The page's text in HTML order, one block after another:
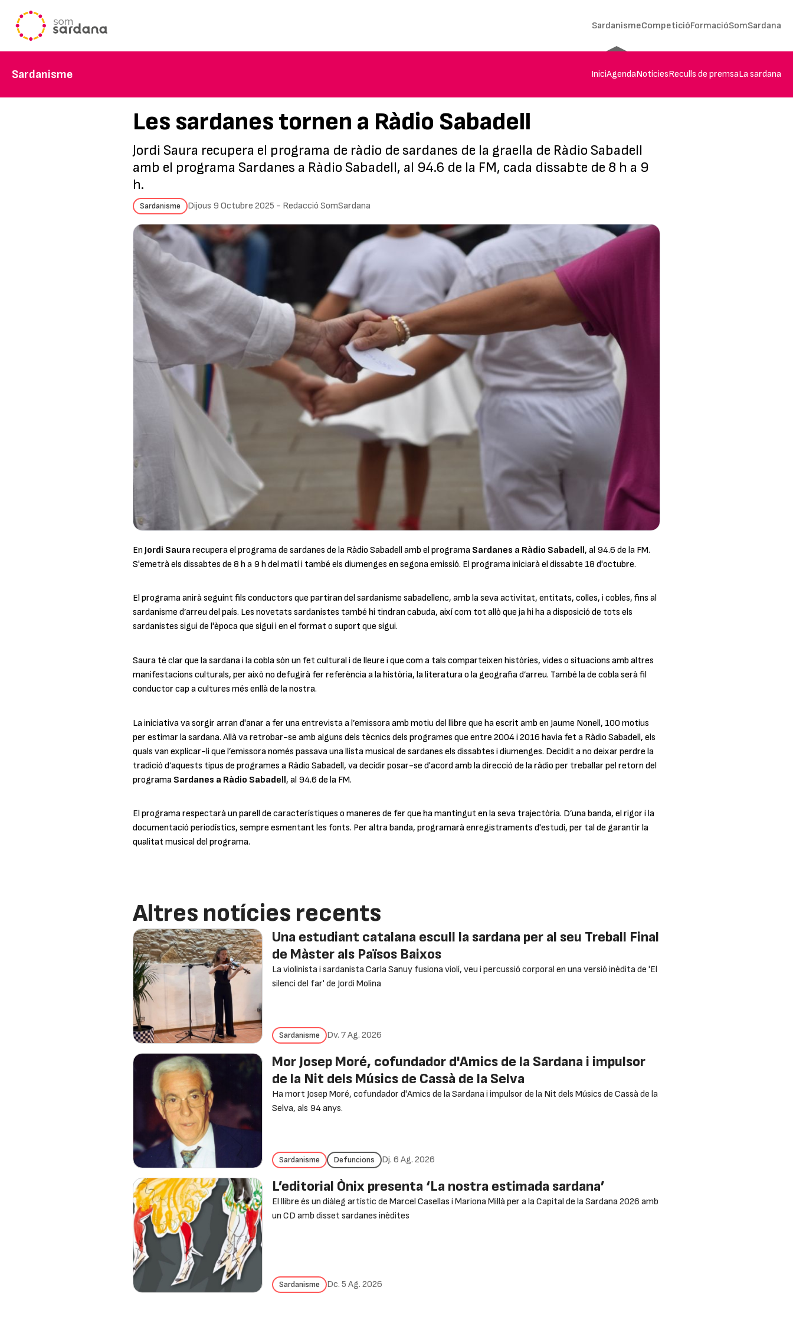
SardanismeCompeticióFormacióSomSardana
Sardanisme IniciAgendaNotíciesReculls de premsaLa sardana
Les sardanes tornen a Ràdio Sabadell
Jordi Saura recupera el programa de ràdio de sardanes de la graella de Ràdio Sabadell
amb el programa Sardanes a Ràdio Sabadell, al 94.6 de la FM, cada dissabte de 8 h a 9
h.
Sardanisme Dijous 9 Octubre 2025 - Redacció SomSardana
En Jordi Saura recupera el programa de sardanes de la Ràdio Sabadell amb el programa Sardanes a Ràdio Sabadell, al 94.6 de la FM.
S'emetrà els dissabtes de 8 h a 9 h del matí i també els diumenges en segona emissió. El programa iniciarà el dissabte 18 d'octubre.
El programa anirà seguint fils conductors que partiran del sardanisme sabadellenc, amb la seva activitat, entitats, colles, i cobles, fins al
sardanisme d’arreu del país. Les novetats sardanistes també hi tindran cabuda, així com tot allò que ja hi ha a disposició de tots els
sardanistes sigui de l'època que sigui i en el format o suport que sigui.
Saura té clar que la sardana i la cobla són un fet cultural i de lleure i que com a tals comparteixen històries, vides o situacions amb altres
manifestacions culturals, per això no defugirà fer referència a la història, la literatura o la geografia d’arreu. També la de cobla serà fil
conductor cap a cultures més enllà de la nostra.
La iniciativa va sorgir arran d'anar a fer una entrevista a l’emissora amb motiu del llibre que ha escrit amb en Jaume Nonell, 100 motius
per estimar la sardana. Allà va retrobar-se amb alguns dels tècnics dels programes que entre 2004 i 2016 havia fet a Ràdio Sabadell, els
quals van explicar-li que l’emissora només passava una llista musical de sardanes els dissabtes i diumenges. Decidit a no deixar perdre la
tradició d’aquests tipus de programes a Ràdio Sabadell, va decidir posar-se d'acord amb la direcció de la ràdio per treballar pel retorn del
programa Sardanes a Ràdio Sabadell, al 94.6 de la FM.
El programa respectarà un parell de característiques o maneres de fer que ha mantingut en la seva trajectòria. D’una banda, el rigor i la
documentació periodístics, sempre esmentant les fonts. Per altra banda, programarà enregistraments d'estudi, per tal de garantir la
qualitat musical del programa.
Altres notícies recents
Una estudiant catalana escull la sardana per al seu Treball Final
de Màster als Països Baixos
La violinista i sardanista Carla Sanuy fusiona violí, veu i percussió corporal en una versió inèdita de 'El
silenci del far' de Jordi Molina
Sardanisme Dv. 7 Ag. 2026
Mor Josep Moré, cofundador d'Amics de la Sardana i impulsor
de la Nit dels Músics de Cassà de la Selva
Ha mort Josep Moré, cofundador d'Amics de la Sardana i impulsor de la Nit dels Músics de Cassà de la
Selva, als 94 anys.
Sardanisme Defuncions Dj. 6 Ag. 2026
L’editorial Ònix presenta ‘La nostra estimada sardana’
El llibre és un diàleg artístic de Marcel Casellas i Mariona Millà per a la Capital de la Sardana 2026 amb
un CD amb disset sardanes inèdites
Sardanisme Dc. 5 Ag. 2026